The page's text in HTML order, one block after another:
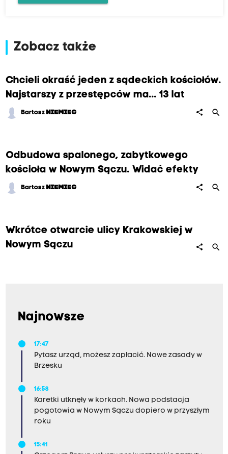
Zobacz także
Chcieli okraść jeden z sądeckich kościołów.
Najstarszy z przestępców ma... 13 lat
Bartosz NIEMIEC share search
Odbudowa spalonego, zabytkowego
kościoła w Nowym Sączu. Widać efekty
Bartosz NIEMIEC share search
Wkrótce otwarcie ulicy Krakowskiej w
Nowym Sączu
share search
Najnowsze
17:47
Pytasz urząd, możesz zapłacić. Nowe zasady w
Brzesku
16:58
Karetki utknęły w korkach. Nowa podstacja
pogotowia w Nowym Sączu dopiero w przyszłym
roku
15:41